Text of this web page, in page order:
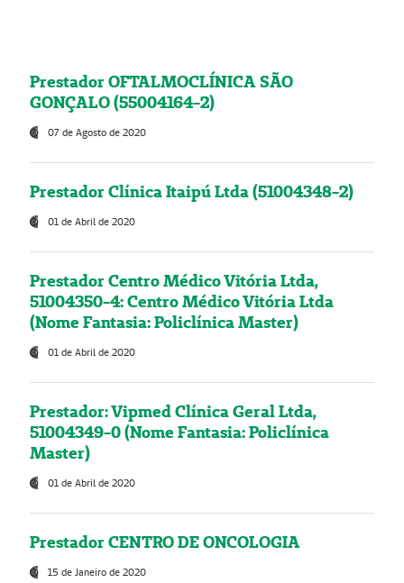
Prestador OFTALMOCLÍNICA SÃO
GONÇALO (55004164-2)
07 de Agosto de 2020
Prestador Clínica Itaipú Ltda (51004348-2)
01 de Abril de 2020
Prestador Centro Médico Vitória Ltda,
51004350-4: Centro Médico Vitória Ltda
(Nome Fantasia: Policlínica Master)
01 de Abril de 2020
Prestador: Vipmed Clínica Geral Ltda,
51004349-0 (Nome Fantasia: Policlínica
Master)
01 de Abril de 2020
Prestador CENTRO DE ONCOLOGIA
15 de Janeiro de 2020